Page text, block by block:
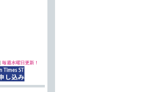
毎週水曜日更新！